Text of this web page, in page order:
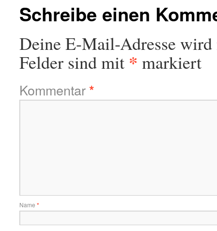
Schreibe einen
Deine E-Mail-Adresse
Felder sind mit * markiert
Kommentar*
Name *